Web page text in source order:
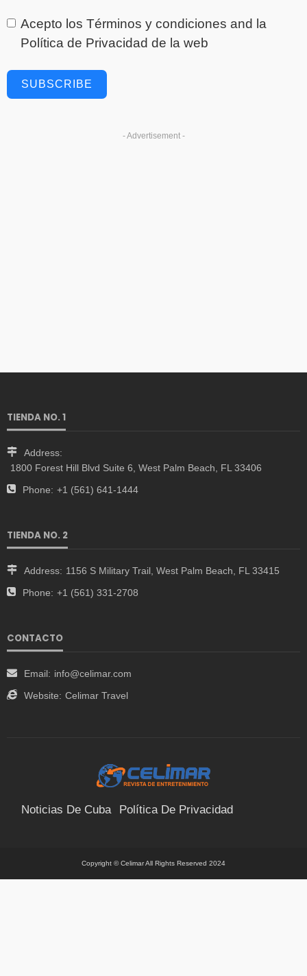
Acepto los Términos y condiciones and la
Política de Privacidad de la web
SUBSCRIBE
- Advertisement -
TIENDA NO. 1
Address:
1800 Forest Hill Blvd Suite 6, West Palm Beach, FL 33406
Phone: +1 (561) 641-1444
TIENDA NO. 2
Address: 1156 S Military Trail, West Palm Beach, FL 33415
Phone: +1 (561) 331-2708
CONTACTO
Email: info@celimar.com
Website: Celimar Travel
Noticias De Cuba Política De Privacidad
Copyright © Celimar All Rights Reserved 2024